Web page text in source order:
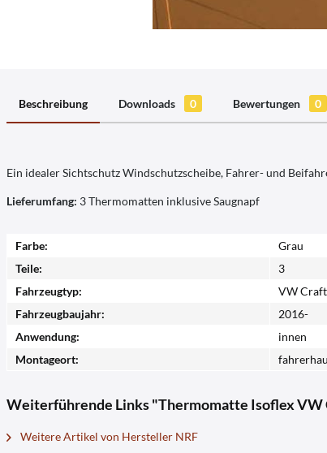
Beschreibung Downloads 0 Bewertungen 0
Ein idealer Sichtschutz Windschutzscheibe, Fahrer- und
Lieferumfang: 3 Thermomatten inklusive Saugnapf
Farbe:
Grau
Teile:
3
Fahrzeugtyp:
VW
Fahrzeugbaujahr:
2016-
Anwendung:
innen
Montageort:
Weiterführende Links "Thermomatte Isoflex VW
Weitere Artikel von Hersteller NRF